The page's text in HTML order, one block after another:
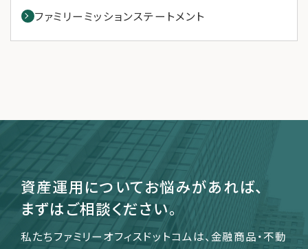
ファミリーミッションステートメント
資産運用についてお悩みがあれば、
まずはご相談ください。
私たちファミリーオフィスドットコムは、金融商品・不動